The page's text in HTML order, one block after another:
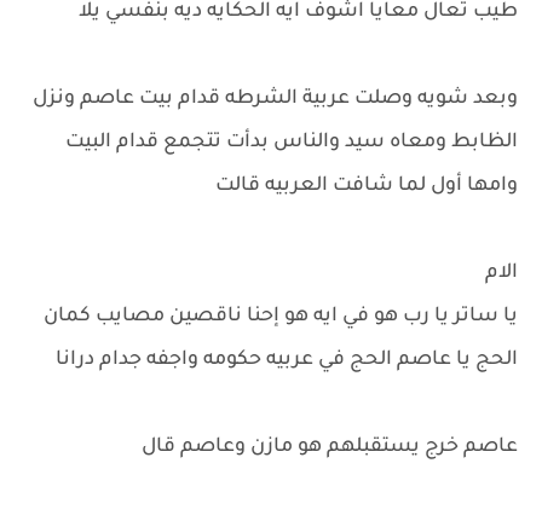
طيب تعال معايا اشوف ايه الحكايه ديه بنفسي يلا
وبعد شويه وصلت عربية الشرطه قدام بيت عاصم ونزل
الظابط ومعاه سيد والناس بدأت تتجمع قدام البيت
وامها أول لما شافت العربيه قالت
الام
يا ساتر يا رب هو في ايه هو إحنا ناقصين مصايب كمان
الحج يا عاصم الحج في عربيه حكومه واجفه جدام درانا
عاصم خرج يستقبلهم هو مازن وعاصم قال